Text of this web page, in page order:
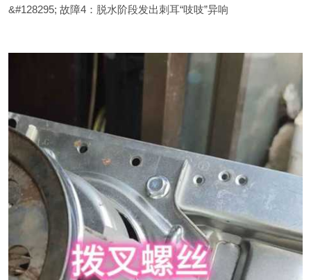
&#128295; 故障4：脱水阶段发出刺耳“吱吱”异响